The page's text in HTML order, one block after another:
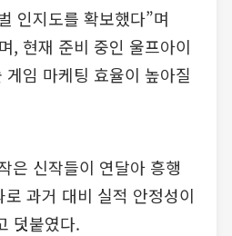
인지도를 확보했다”며
, 현재 준비 중인 울프아이
임 마케팅 효율이 높아질
은 신작들이 연달아 흥행
과거 대비 실적 안정성이
덧붙였다.